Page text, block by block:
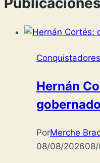
Conquistadores
Hernán
PorMerche
08/08/2026